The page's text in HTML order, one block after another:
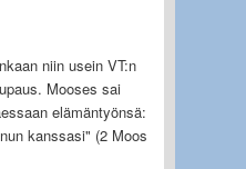
niin usein VT:n
Mooses sai
elämäntyönsä:
kanssasi" (2 Moos